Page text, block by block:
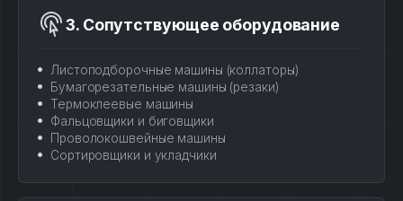
3. Сопутствующее оборудование
Листоподборочные машины (коллаторы)
Бумагорезательные машины (резаки)
Термоклеевые машины
Фальцовщики и биговщики
Проволокошвейные машины
Сортировщики и укладчики